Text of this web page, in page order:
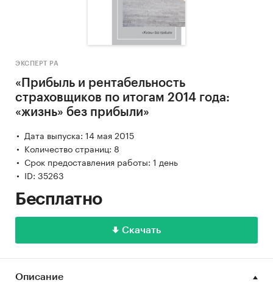
ЭКСПЕРТ РА
«Прибыль и рентабельность
страховщиков по итогам 2014 года:
«жизнь» без прибыли»
Дата выпуска: 14 мая 2015
Количество страниц: 8
Срок предоставления работы: 1 день
ID: 35263
Бесплатно
Скачать
Описание